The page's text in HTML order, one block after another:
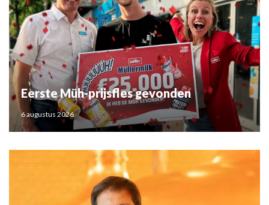
Eerste Müh-prijsfles gevonden
6 augustus 2026